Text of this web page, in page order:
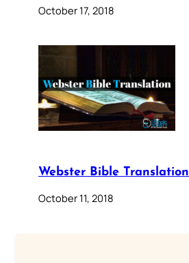
October 17, 2018
Webster Bible Translation
October 11, 2018